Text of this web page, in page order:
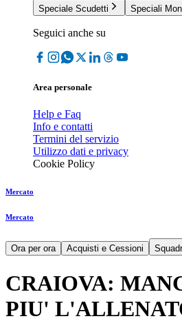
Speciale Scudetti
Speciali
Seguici anche su
Area personale
Help e Faq
Info e contatti
Termini del servizio
Utilizzo dati e privacy
Cookie Policy
Mercato
Mercato
Ora per ora Acquisti e Cessioni
CRAIOVA:
PIU'